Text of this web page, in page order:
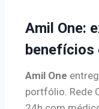
Amil One:
benefícios
Amil One
portfólio. Rede